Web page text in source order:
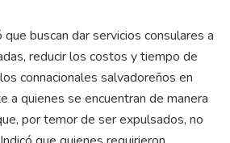
buscan dar servicios consulares a
reducir los costos y tiempo de
connacionales salvadoreños en
a quienes se encuentran de manera
por temor de ser expulsados, no